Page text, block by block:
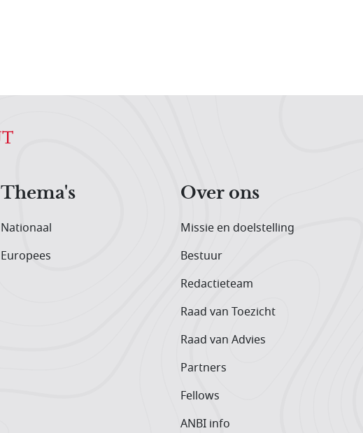
Thema's
Nationaal
Europees
Over ons
Missie en doelstelling
Bestuur
Redactieteam
Raad van Toezicht
Raad van Advies
Partners
Fellows
ANBI info